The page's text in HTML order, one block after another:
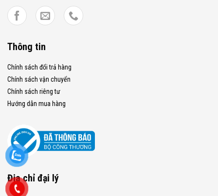
Thông tin
Chính sách đổi trả hàng
Chính sách vận chuyển
Chính sách riêng tư
Hướng dẫn mua hàng
Địa chỉ đại lý